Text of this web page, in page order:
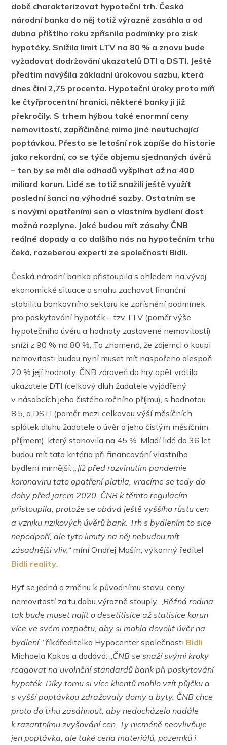
době charakterizovat hypoteční trh. Česká
národní banka do něj totiž výrazně zasáhla a od
dubna příštího roku zpřísnila podmínky pro zisk
hypotéky. Snížila limit LTV na 80 % a znovu bude
vyžadovat dodržování ukazatelů DTI a DSTI. Ještě
předtím navýšila základní úrokovou sazbu, která
dnes činí 2,75 procenta. Hypoteční úroky proto míří
ke čtyřprocentní hranici, některé banky ji již
překročily. S trhem hýbou také enormní ceny
nemovitostí, zapříčiněné mimo jiné neutuchající
poptávkou. Přesto se letošní rok zapíše do historie
jako rekordní, co se týče objemu sjednaných úvěrů
– ten by se měl dle odhadů vyšplhat až na 400
miliard korun. Lidé se totiž snažili ještě využít
poslední šanci na výhodné sazby. Ostatním se
s novými opatřeními sen o vlastním bydlení dost
možná rozplyne. Jaké budou mít zásahy ČNB
reálné dopady a co dalšího nás na hypotečním trhu
čeká, rozeberou experti ze společnosti Bidli.
Česká národní banka přistoupila s ohledem na vývoj
ekonomické situace a snahu zachovat finanční
stabilitu bankovního sektoru ke zpřísnění podmínek
pro poskytování hypoték – tzv. LTV (poměr výše
hypotečního úvěru a hodnoty zastavené nemovitosti)
sníží z 90 % na 80 %. To znamená, že zájemci o koupi
nemovitosti budou nyní muset mít naspořeno alespoň
20 % její hodnoty. ČNB zároveň do hry opět vrátila
ukazatele DTI (celkový dluh žadatele vyjádřený
v násobcích jeho čistého ročního příjmu), s hodnotou
8,5, a DSTI (poměr mezi celkovou výší měsíčních
splátek dluhu žadatele o úvěr a jeho čistým měsíčním
příjmem), který stanovila na 45 %. Mladí lidé do 36 let
budou mít tato kritéria při financování vlastního
bydlení mírnější.„Již před rozvinutím pandemie
koronaviru tato opatření platila, vracíme se tedy do
doby před jarem 2020. ČNB k těmto regulacím
přistoupila, protože se obává ještě vyššího růstu cen
a vzniku rizikových úvěrů bank. Trh s bydlením to sice
nepodpoří, ale tyto limity na něj nebudou mít
zásadnější vliv,“ míní Ondřej Mašín, výkonný ředitel
Bidli reality.
Byť se jedná o změnu k původnímu stavu, ceny
nemovitostí za tu dobu výrazně stouply. „Běžná rodina
tak bude muset najít o desetitisíce až statisíce korun
více ve svém rozpočtu, aby si mohla dovolit úvěr na
bydlení,“ říkáředitelka Hypocenter společnosti Bidli
Michaela Kakos a dodává: „ČNB se snaží svými kroky
reagovat na uvolnění standardů bank při poskytování
hypoték. Díky tomu si více klientů mohlo vzít půjčku a
s vyšší poptávkou zdražovaly domy a byty. ČNB chce
proto do trhu zasáhnout, aby nedocházelo nadále
k razantnímu zvyšování cen. Ty nicméně neovlivňuje
jen poptávka, ale také cena materiálů, pozemků i